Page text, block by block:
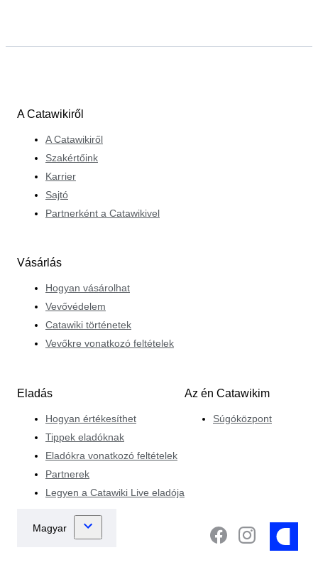
A Catawikiről
A Catawikiről
Szakértőink
Karrier
Sajtó
Partnerként a Catawikivel
Vásárlás
Hogyan vásárolhat
Vevővédelem
Catawiki történetek
Vevőkre vonatkozó feltételek
Eladás
Hogyan értékesíthet
Tippek eladóknak
Eladókra vonatkozó feltételek
Partnerek
Legyen a Catawiki Live eladója
Az én Catawikim
Súgóközpont